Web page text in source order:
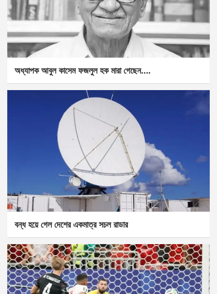
অধ্যাপক আবুল কাসেম ফজলুল হক মারা গেছেন….
বন্ধ হয়ে গেল দেশের একমাত্র সচল রাডার